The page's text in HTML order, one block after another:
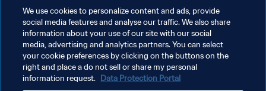
martes 24 de junio a las 21:00 (hora local).
POLÍTICA DE PRIVACIDAD
We use cookies to personalize content and ads, provide
social media features and analyse our traffic. We also share
information about your use of our site with our social
media, advertising and analytics partners. You can select
your cookie preferences by clicking on the buttons on the
right and place a do not sell or share my personal
information request. Data Protection Portal